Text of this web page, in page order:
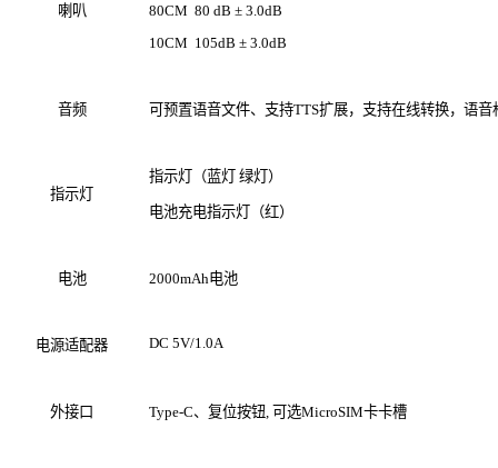
喇叭
80CM 80 dB ± 3.0dB
10CM 105dB ± 3.0dB
音频 可预置语音文件、支持TTS扩展，支持在线转换，语音
指示灯
指示灯（蓝灯 绿灯）
电池充电指示灯（红）
电池 2000mAh电池
电源适配器 DC 5V/1.0A
外接口 Type-C、复位按钮, 可选MicroSIM卡卡槽